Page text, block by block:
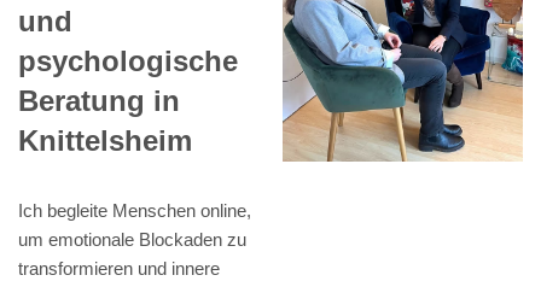
und
psychologische
Beratung in
Knittelsheim
Ich begleite Menschen online,
um emotionale Blockaden zu
transformieren und innere